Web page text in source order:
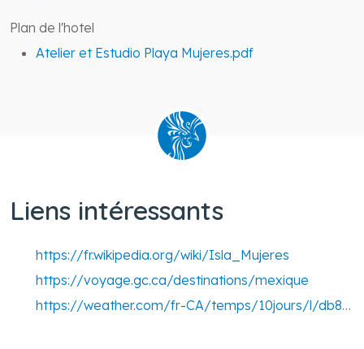
Plan de l'hotel
Atelier et Estudio Playa Mujeres.pdf
Liens intéressants
https://fr.wikipedia.org/wiki/Isla_Mujeres
https://voyage.gc.ca/destinations/mexique
https://weather.com/fr-CA/temps/10jours/l/db81eab2ce1ed4ddf8cef494f1654a9e21475536e38ca4c20a30a38e3b8a53e0